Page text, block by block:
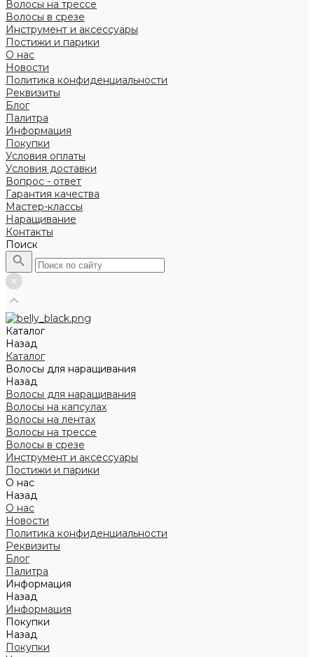
Волосы на трессе
Волосы в срезе
Инструмент и аксессуары
Постижи и парики
О нас
Новости
Политика конфиденциальности
Реквизиты
Блог
Палитра
Информация
Покупки
Условия оплаты
Условия доставки
Вопрос - ответ
Гарантия качества
Мастер-классы
Наращивание
Контакты
Поиск
Каталог
Назад
Каталог
Волосы для наращивания
Назад
Волосы для наращивания
Волосы на капсулах
Волосы на лентах
Волосы на трессе
Волосы в срезе
Инструмент и аксессуары
Постижи и парики
О нас
Назад
О нас
Новости
Политика конфиденциальности
Реквизиты
Блог
Палитра
Информация
Назад
Информация
Покупки
Назад
Покупки